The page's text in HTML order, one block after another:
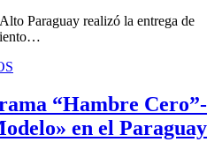
Paraguay realizó la entrega de
“Hambre Cero”-
en el Paraguay